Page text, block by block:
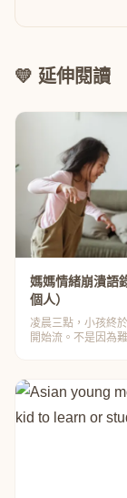
💛 延伸閱讀
媽媽情緒崩潰語
個人）
凌晨三點，小孩終
開始流。不是因為